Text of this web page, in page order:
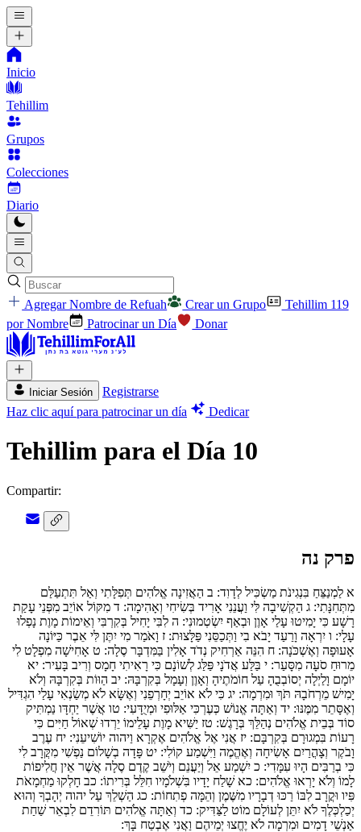
Inicio
Tehillim
Grupos
Colecciones
Diario
Agregar Nombre de Refuah Crear un Grupo
Tehillim 119
por Nombre
Patrocinar un Día Donar
Iniciar Sesión
Registrarse
Haz clic aquí para patrocinar un día
Dedicar
Tehillim para el Día 10
Compartir:
פרק נה
א לַמְנַצֵּחַ בִּנְגִינֹת מַשְׂכִּיל לְדָוִד: ב הַאֲזִינָה אֱלֹהִים תְּפִלָּתִי וְאַל תִּתְעַלַּם
מִתְּחִנָּתִי: ג הַקְשִׁיבָה לִּי וַעֲנֵנִי אָרִיד בְּשִׂיחִי וְאָהִימָה: ד מִקּוֹל אוֹיֵב מִפְּנֵי עָקַת
רָשָׁע כִּי יָמִיטוּ עָלַי אָוֶן וּבְאַף יִשְׂטְמוּנִי: ה לִבִּי יָחִיל בְּקִרְבִּי וְאֵימוֹת מָוֶת נָפְלוּ
עָלָי: ו יִרְאָה וָרַעַד יָבֹא בִי וַתְּכַסֵּנִי פַּלָּצוּת: ז וָאֹמַר מִי יִתֶּן לִּי אֵבֶר כַּיּוֹנָה
אָעוּפָה וְאֶשְׁכֹּנָה: ח הִנֵּה אַרְחִיק נְדֹד אָלִין בַּמִּדְבָּר סֶלָה: ט אָחִישָׁה מִפְלָט לִי
מֵרוּחַ סֹעָה מִסָּעַר: י בַּלַּע אֲדֹנָי פַּלַּג לְשׁוֹנָם כִּי רָאִיתִי חָמָס וְרִיב בָּעִיר: יא
יוֹמָם וָלַיְלָה יְסוֹבְבֻהָ עַל חוֹמֹתֶיהָ וְאָוֶן וְעָמָל בְּקִרְבָּהּ: יב הַוּוֹת בְּקִרְבָּהּ וְלֹא
יָמִישׁ מֵרְחֹבָהּ תֹּךְ וּמִרְמָה: יג כִּי לֹא אוֹיֵב יְחָרְפֵנִי וְאֶשָּׂא לֹא מְשַׂנְאִי עָלַי הִגְדִּיל
וְאֶסָּתֵר מִמֶּנּוּ: יד וְאַתָּה אֱנוֹשׁ כְּעֶרְכִּי אַלּוּפִי וּמְיֻדָּעִי: טו אֲשֶׁר יַחְדָּו נַמְתִּיק
סוֹד בְּבֵית אֱלֹהִים נְהַלֵּךְ בְּרָגֶשׁ: טז יַשִּׁיא מָוֶת עָלֵימוֹ יֵרְדוּ שְׁאוֹל חַיִּים כִּי
רָעוֹת בִּמְגוּרָם בְּקִרְבָּם: יז אֲנִי אֶל אֱלֹהִים אֶקְרָא וַיהוה יוֹשִׁיעֵנִי: יח עֶרֶב
וָבֹקֶר וְצָהֳרַיִם אָשִׂיחָה וְאֶהֱמֶה וַיִּשְׁמַע קוֹלִי: יט פָּדָה בְשָׁלוֹם נַפְשִׁי מִקֲּרָב לִי
כִּי בְרַבִּים הָיוּ עִמָּדִי: כ יִשְׁמַע אֵל וְיַעֲנֵם וְיֹשֵׁב קֶדֶם סֶלָה אֲשֶׁר אֵין חֲלִיפוֹת
לָמוֹ וְלֹא יָרְאוּ אֱלֹהִים: כא שָׁלַח יָדָיו בִּשְׁלֹמָיו חִלֵּל בְּרִיתוֹ: כב חָלְקוּ מַחְמָאֹת
פִּיו וּקֲרָב לִבּוֹ רַכּוּ דְבָרָיו מִשֶּׁמֶן וְהֵמָּה פְתִחוֹת: כג הַשְׁלֵךְ עַל יהוה יְהָבְךָ וְהוּא
יְכַלְכְּלֶךָ לֹא יִתֵּן לְעוֹלָם מוֹט לַצַּדִּיק: כד וְאַתָּה אֱלֹהִים תּוֹרִדֵם לִבְאֵר שַׁחַת
אַנְשֵׁי דָמִים וּמִרְמָה לֹא יֶחֱצוּ יְמֵיהֶם וַאֲנִי אֶבְטַח בָּךְ: